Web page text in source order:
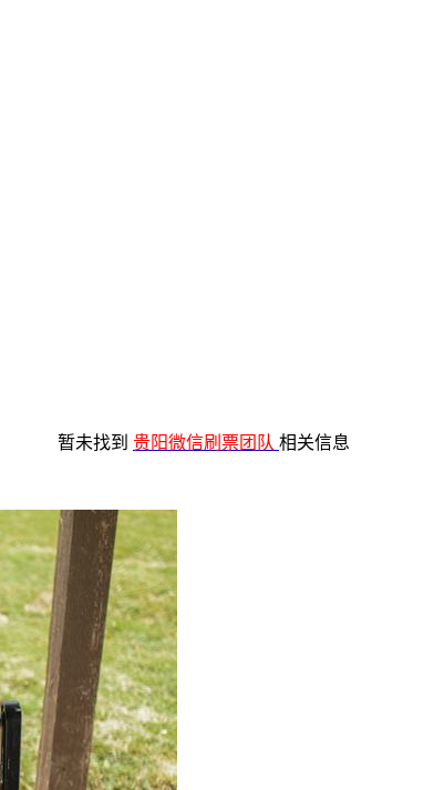
暂未找到 贵阳微信刷票团队 相关信息